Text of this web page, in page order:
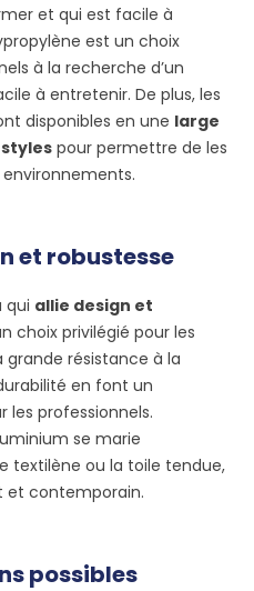
et qui est facile à
est un choix
à la recherche d’un
à entretenir. De plus, les
disponibles en une large
pour permettre de les
et robustesse
qui allie design et
choix privilégié pour les
résistance à la
en font un
les professionnels.
se marie
textilène ou la toile tendue,
et contemporain.
possibles